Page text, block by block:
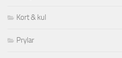
Kort & kul
Prylar